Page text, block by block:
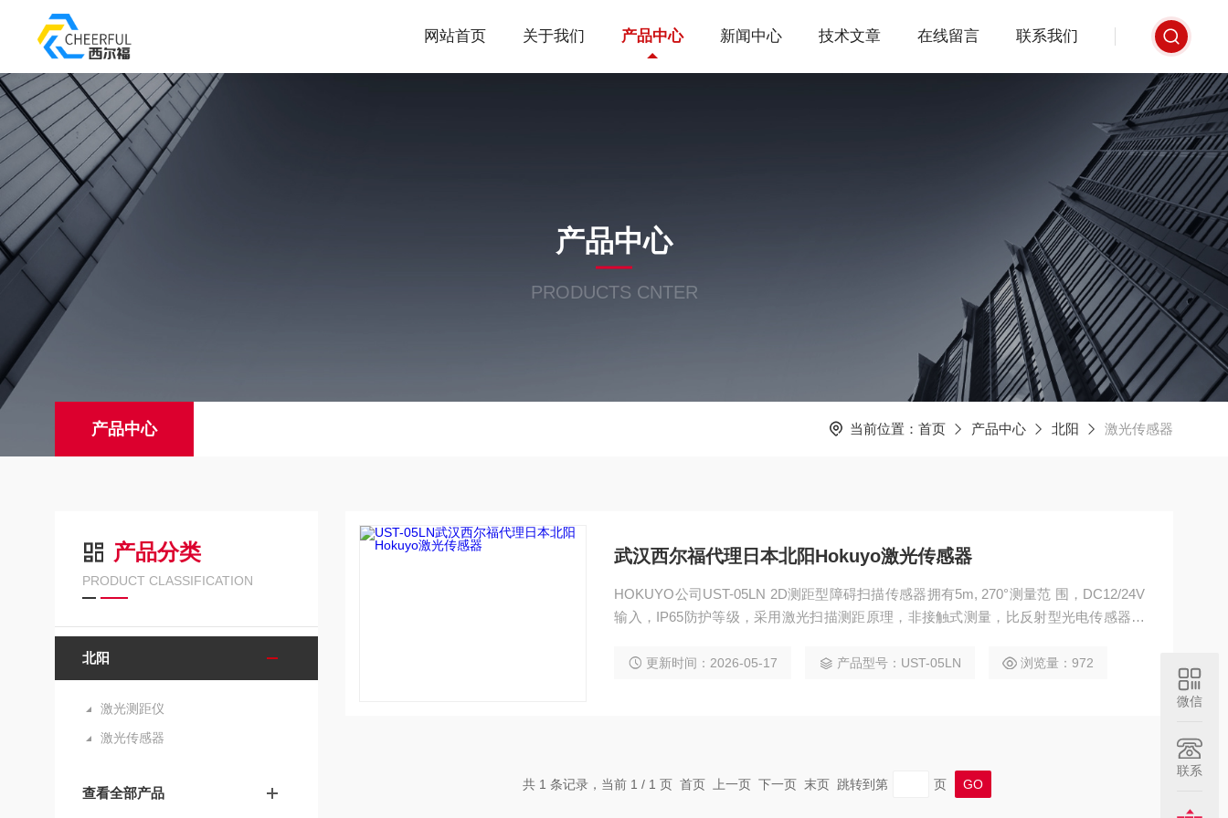
网站首页 关于我们 产品中心 新闻中心 技术文章 在线留言 联系我们
产品中心
PRODUCTS CNTER
产品中心 当前位置： 首页 产品中心 北阳 激光传感器
产品分类
PRODUCT CLASSIFICATION
北阳
激光测距仪
激光传感器
查看全部产品
武汉西尔福代理日本北阳Hokuyo激光传感器
HOKUYO公司UST-05LN 2D测距型障碍扫描传感器拥有5m, 270°测量范 围，DC12/24V
输入，IP65防护等级，采用激光扫描测距原理，非接触式测量，比反射型光电传感器性
耗。武汉西尔福代理日本北阳Hokuyo激光传感器
更新时间：2026-05-17 产品型号：UST-05LN 浏览量：972
共 1 条记录，当前 1 / 1 页 首页 上一页 下一页 末页 跳转到第 页
微信
联系